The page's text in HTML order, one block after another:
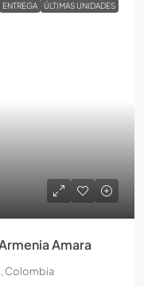
ENTREGA ÚLTIMAS UNIDADES
Amara
Colombia